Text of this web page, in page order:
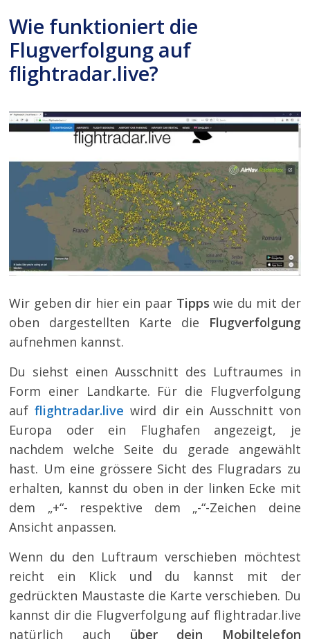
Wie funktioniert die
Flugverfolgung auf
flightradar.live?
Wir geben dir hier ein paar Tipps wie du mit der
oben dargestellten Karte die
Flugverfolgung
aufnehmen kannst.
Du siehst einen Ausschnitt des Luftraumes in
Form einer Landkarte. Für die Flugverfolgung
aufflightradar.live wird dir ein Ausschnitt von
Europa oder ein Flughafen angezeigt, je
nachdem welche Seite du gerade angewählt
hast. Um eine grössere Sicht des Flugradars zu
erhalten, kannst du oben in der linken Ecke mit
dem „+“- respektive dem „-“-Zeichen deine
Ansicht anpassen.
Wenn du den Luftraum verschieben möchtest
reicht ein Klick und du kannst mit der
gedrückten Maustaste die Karte verschieben. Du
kannst dir die Flugverfolgung auf flightradar.live
natürlich auch über dein Mobiltelefon